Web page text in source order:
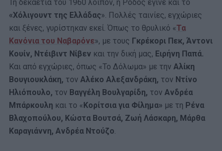
Τη δεκαετία του 1960 λοιπόν, η Ρόδος έγινε και το
«Χόλιγουντ της Ελλάδας». Πολλές ταινίες, εγχώριες
και ξένες, γυρίστηκαν εκεί. Όπως το θρυλικό «Τα
Κανόνια του Ναβαρόνε», με τους Γκρέκορι Πεκ, Άντονι
Κουίν, Ντέιβιντ Νίβεν και την δική μας, Ειρήνη Παπά.
Και από εγχώριες, όπως «Το Δόλωμα» με την Αλίκη
Βουγιουκλάκη, τον Αλέκο Αλεξανδράκη, τον Ντίνο
Ηλιόπουλο, τον Βαγγέλη Βουλγαρίδη, τον Ανδρέα
Μπάρκουλη και το «Κορίτσια για Φίλημα» με τη Ρένα
Βλαχοπούλου, Κώστα Βουτσά, Ζωή Λάσκαρη, Μάρθα
Καραγιάννη, Ανδρέα Ντούζο.